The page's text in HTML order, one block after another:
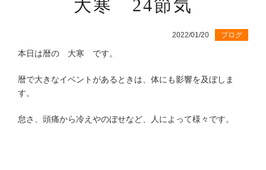
大寒 24節気
2022/01/20 ブログ
本日は暦の 大寒 です。
暦で大きなイベントがあるときは、体にも影響を及ぼしま
す。
怠さ、頭痛から冷えやのぼせなど、人によって様々です。